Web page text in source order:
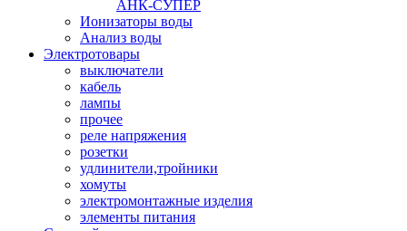
АНК-СУПЕР
Ионизаторы воды
Анализ воды
Электротовары
выключатели
кабель
лампы
прочее
реле напряжения
розетки
удлинители,тройники
хомуты
электромонтажные изделия
элементы питания